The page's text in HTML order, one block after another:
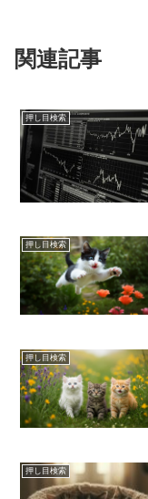
関連記事
押し目検索
押し目検索
押し目検索
押し目検索